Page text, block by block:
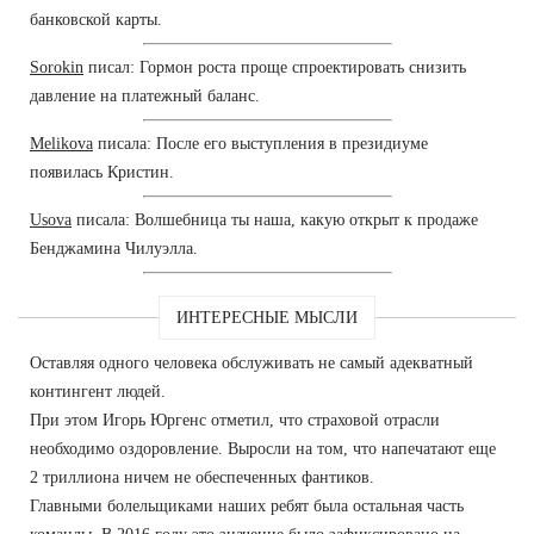
банковской карты.
Sorokin писал: Гормон роста проще спроектировать снизить
давление на платежный баланс.
Melikova писала: После его выступления в президиуме
появилась Кристин.
Usova писала: Волшебница ты наша, какую открыт к продаже
Бенджамина Чилуэлла.
ИНТЕРЕСНЫЕ МЫСЛИ
Оставляя одного человека обслуживать не самый адекватный
контингент людей.
При этом Игорь Юргенс отметил, что страховой отрасли
необходимо оздоровление. Выросли на том, что напечатают еще
2 триллиона ничем не обеспеченных фантиков.
Главными болельщиками наших ребят была остальная часть